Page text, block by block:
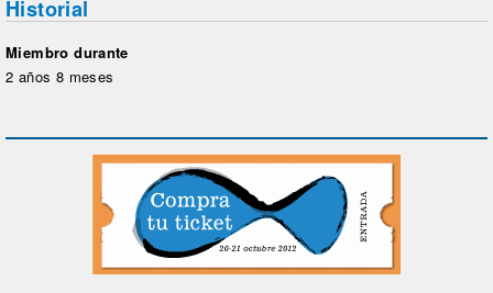
Historial
Miembro durante
2 años 8 meses